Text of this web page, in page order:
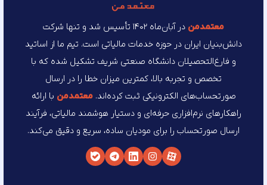
معتمد‌من
در آبان‌ماه ۱۴۰۲ تأسیس شد و تنها شرکت
دانش‌بنیان ایران در حوزه خدمات مالیاتی است. تیم ما از اساتید
و فارغ‌التحصیلان دانشگاه صنعتی شریف تشکیل شده که با
تخصص و تجربه بالا، کمترین میزان خطا را در ارسال
صورتحساب‌های الکترونیکی ثبت کرده‌اند.معتمد‌من با ارائه
راهکارهای نرم‌افزاری حرفه‌ای و دستیار هوشمند مالیاتی، فرآیند
ارسال صورتحساب را برای مودیان ساده، سریع و دقیق می‌کند.